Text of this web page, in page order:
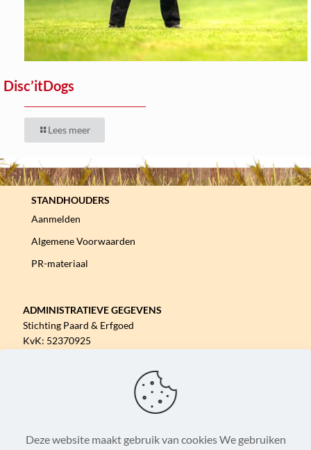
Disc’itDogs
Lees meer
STANDHOUDERS
Aanmelden
Algemene Voorwaarden
PR-materiaal
ADMINISTRATIEVE GEGEVENS
Stichting Paard & Erfgoed
KvK: 52370925
De Tuinen in Frederiksoord
Deze website maakt gebruik van cookies We gebruiken